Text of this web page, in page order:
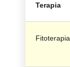
Terapia
Fitoterapia